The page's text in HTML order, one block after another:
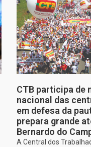
CTB participa de
nacional das
em defesa da
prepara grande
Bernardo do
A Central dos